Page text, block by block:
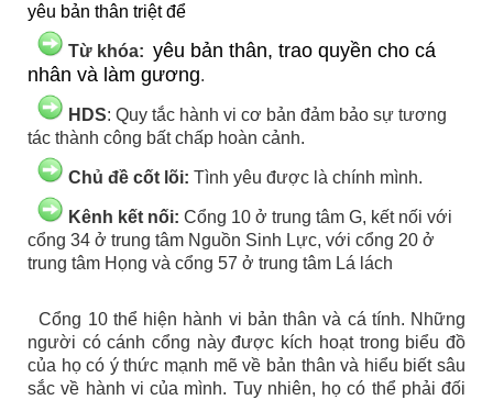
yêu bản thân triệt để
Từ khóa: yêu bản thân, trao quyền cho cá
nhân và làm gương.
HDS: Quy tắc hành vi cơ bản đảm bảo sự tương
tác thành công bất chấp hoàn cảnh.
Chủ đề cốt lõi: Tình yêu được là chính mình.
Kênh kết nối: Cổng 10 ở trung tâm G, kết nối với
cổng 34 ở trung tâm Nguồn Sinh Lực, với cổng 20 ở
trung tâm Họng và cổng 57 ở trung tâm Lá lách
Cổng 10 thể hiện hành vi bản thân và cá tính. Những
người có cánh cổng này được kích hoạt trong biểu đồ
của họ có ý thức mạnh mẽ về bản thân và hiểu biết sâu
sắc về hành vi của mình. Tuy nhiên, họ có thể phải đối